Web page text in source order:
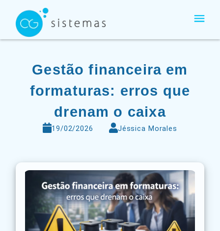
conteúdo
Gestão financeira em
formaturas: erros que
drenam o caixa
19/02/2026 Jéssica Morales